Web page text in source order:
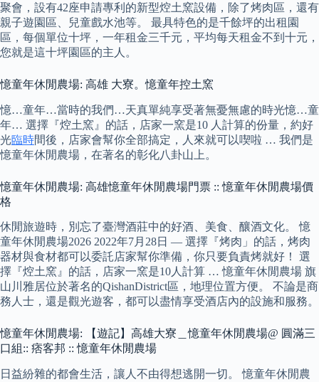
聚會，設有42座申請專利的新型焢土窯設備，除了烤肉區，還有
親子遊園區、兒童戲水池等。 最具特色的是千餘坪的出租園
區，每個單位十坪，一年租金三千元，平均每天租金不到十元，
您就是這十坪園區的主人。
憶童年休閒農場: 高雄 大寮。憶童年控土窯
憶…童年…當時的我們…天真單純享受著無憂無慮的時光憶…童
年… 選擇『焢土窯』的話，店家一窯是10 人計算的份量，約好
光臨時間後，店家會幫你全部搞定，人來就可以喫啦 … 我們是
憶童年休閒農場，在著名的彰化八卦山上。
憶童年休閒農場: 高雄憶童年休閒農場門票 :: 憶童年休閒農場價
格
休閒旅遊時，別忘了臺灣酒莊中的好酒、美食、釀酒文化。 憶
童年休閒農場2026 2022年7月28日 — 選擇『烤肉」的話，烤肉
器材與食材都可以委託店家幫你準備，你只要負責烤就好！ 選
擇『焢土窯』的話，店家一窯是10人計算 … 憶童年休閒農場 旗
山川雅居位於著名的QishanDistrict區，地理位置方便。 不論是商
務人士，還是觀光遊客，都可以盡情享受酒店內的設施和服務。
憶童年休閒農場: 【遊記】高雄大寮＿憶童年休閒農場@ 圓滿三
口組:: 痞客邦 :: 憶童年休閒農場
日益紛雜的都會生活，讓人不由得想逃開一切。 憶童年休閒農